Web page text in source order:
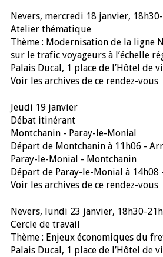
Nevers, mercredi 18 janvier,
Atelier thématique
Thème : Modernisation de la ligne
sur le trafic voyageurs à l’échelle
Palais Ducal, 1 place de l’Hôtel de
Voir les archives de ce rendez-vous
Jeudi 19 janvier
Débat itinérant
Montchanin - Paray-le-Monial
Départ de Montchanin à 11h06 -
Paray-le-Monial - Montchanin
Départ de Paray-le-Monial à 14h08
Voir les archives de ce rendez-vous
Nevers, lundi 23 janvier, 18h30-
Cercle de travail
Thème : Enjeux économiques du
Palais Ducal, 1 place de l’Hôtel de